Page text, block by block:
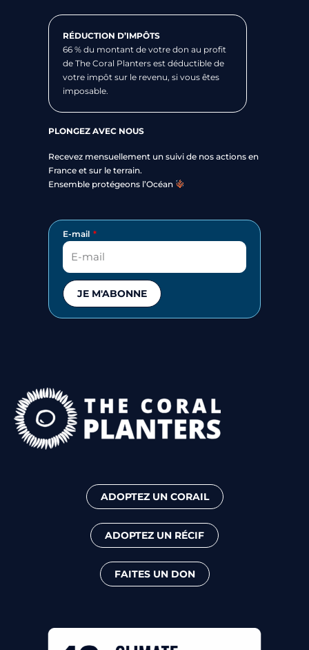
RÉDUCTION D’IMPÔTS
66 % du montant de votre don au profit
de The Coral Planters est déductible de
votre impôt sur le revenu, si vous êtes
imposable.
PLONGEZ AVEC NOUS
Recevez mensuellement un suivi de nos actions en
France et sur le terrain.
Ensemble protégeons l’Océan
E-mail
JE M'ABONNE
ADOPTEZ UN CORAIL
ADOPTEZ UN RÉCIF
FAITES UN DON